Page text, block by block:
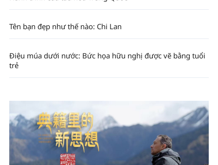
Tên bạn đẹp như thế nào: Chi Lan
Điệu múa dưới nước: Bức họa hữu nghị được vẽ bằng tuổi
trẻ